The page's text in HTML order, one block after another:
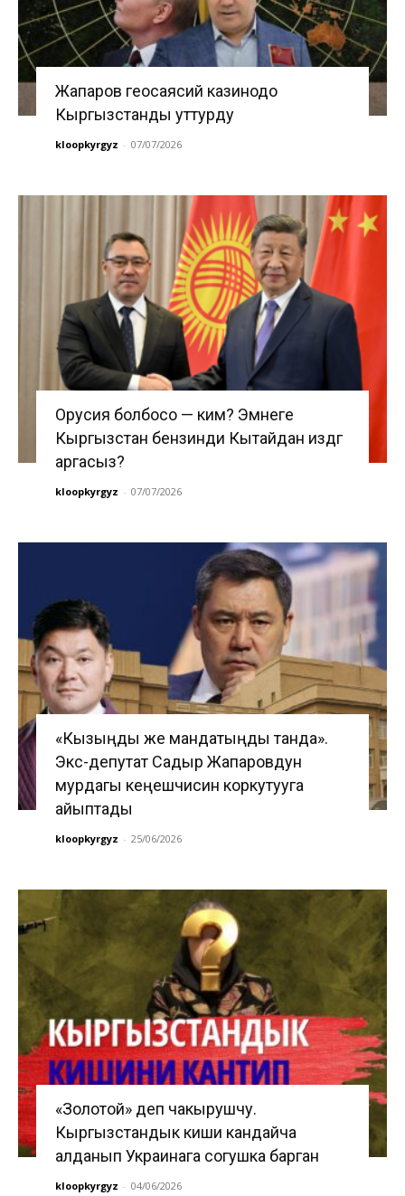
Жапаров геосаясий казинодо
Кыргызстанды уттурду
kloopkyrgyz - 07/07/2026
Орусия болбосо — ким? Эмнеге
Кыргызстан бензинди Кытайдан издөөгө
аргасыз?
kloopkyrgyz - 07/07/2026
«Кызыңды же мандатыңды танда».
Экс-депутат Садыр Жапаровдун
мурдагы кеңешчисин коркутууга
айыптады
kloopkyrgyz - 25/06/2026
«Золотой» деп чакырушчу.
Кыргызстандык киши кандайча
алданып Украинага согушка барган
kloopkyrgyz - 04/06/2026